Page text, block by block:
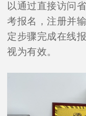
以通过直接访问
考报名，注册并
定步骤完成在线
视为有效。